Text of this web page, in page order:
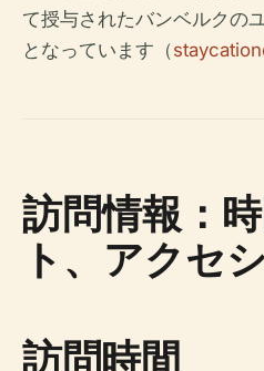
て授与されたバンベルクの
となっています（
訪問情報：
ト、アクセ
訪問時間